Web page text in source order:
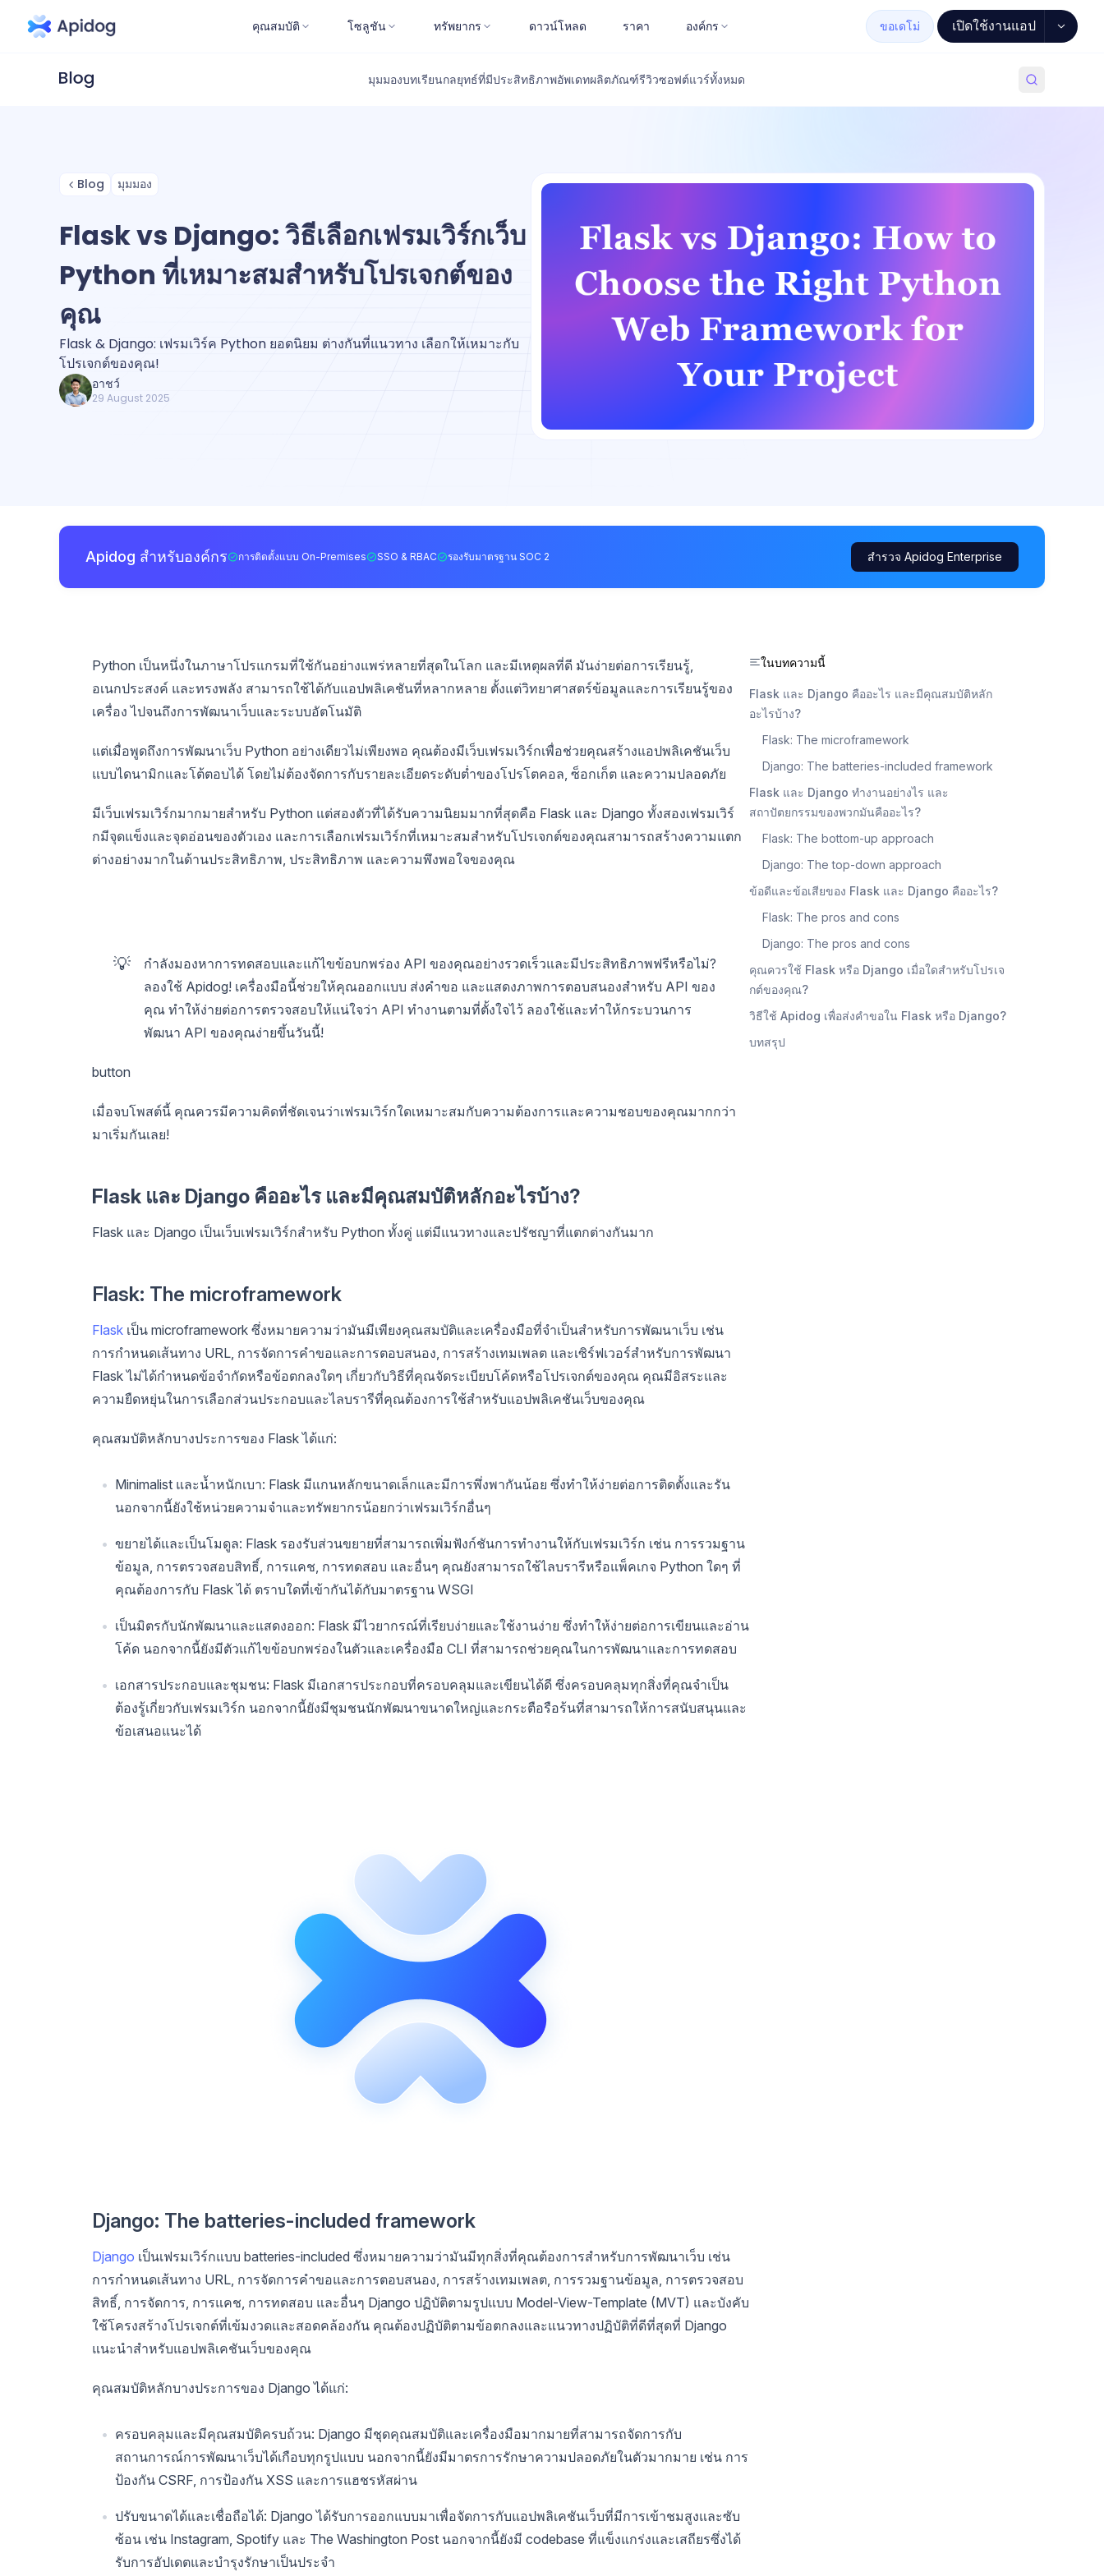
คุณสมบัติ โซลูชัน ทรัพยากร ดาวน์โหลด ราคา องค์กร ขอเดโม่ เปิดใช้งานแอป
มุมมองบทเรียนกลยุทธ์ที่มีประสิทธิภาพอัพเดทผลิตภัณฑ์รีวิวซอฟต์แวร์ทั้งหมด
Blog มุมมอง
Flask vs Django: วิธีเลือกเฟรมเวิร์กเว็บ
Python ที่เหมาะสมสำหรับโปรเจกต์ของ
คุณ
Flask & Django: เฟรมเวิร์ค Python ยอดนิยม ต่างกันที่แนวทาง เลือกให้เหมาะกับ
โปรเจกต์ของคุณ!
อาชว์
29 August 2025
Apidog สำหรับองค์กร การติดตั้งแบบ On-Premises SSO & RBAC รองรับมาตรฐาน SOC 2 สำรวจ Apidog Enterprise
Python เป็นหนึ่งในภาษาโปรแกรมที่ใช้กันอย่างแพร่หลายที่สุดในโลก และมีเหตุผลที่ดี มันง่ายต่อการเรียนรู้,
อเนกประสงค์ และทรงพลัง สามารถใช้ได้กับแอปพลิเคชันที่หลากหลาย ตั้งแต่วิทยาศาสตร์ข้อมูลและการเรียนรู้ของ
เครื่อง ไปจนถึงการพัฒนาเว็บและระบบอัตโนมัติ
แต่เมื่อพูดถึงการพัฒนาเว็บ Python อย่างเดียวไม่เพียงพอ คุณต้องมีเว็บเฟรมเวิร์กเพื่อช่วยคุณสร้างแอปพลิเคชันเว็บ
แบบไดนามิกและโต้ตอบได้ โดยไม่ต้องจัดการกับรายละเอียดระดับต่ำของโปรโตคอล, ซ็อกเก็ต และความปลอดภัย
มีเว็บเฟรมเวิร์กมากมายสำหรับ Python แต่สองตัวที่ได้รับความนิยมมากที่สุดคือ Flask และ Django ทั้งสองเฟรมเวิร์
กมีจุดแข็งและจุดอ่อนของตัวเอง และการเลือกเฟรมเวิร์กที่เหมาะสมสำหรับโปรเจกต์ของคุณสามารถสร้างความแตก
ต่างอย่างมากในด้านประสิทธิภาพ, ประสิทธิภาพ และความพึงพอใจของคุณ
💡
กำลังมองหาการทดสอบและแก้ไขข้อบกพร่อง API ของคุณอย่างรวดเร็วและมีประสิทธิภาพฟรีหรือไม่?
ลองใช้ Apidog! เครื่องมือนี้ช่วยให้คุณออกแบบ ส่งคำขอ และแสดงภาพการตอบสนองสำหรับ API ของ
คุณ ทำให้ง่ายต่อการตรวจสอบให้แน่ใจว่า API ทำงานตามที่ตั้งใจไว้ ลองใช้และทำให้กระบวนการ
พัฒนา API ของคุณง่ายขึ้นวันนี้!
button
เมื่อจบโพสต์นี้ คุณควรมีความคิดที่ชัดเจนว่าเฟรมเวิร์กใดเหมาะสมกับความต้องการและความชอบของคุณมากกว่า
มาเริ่มกันเลย!
Flask และ Django คืออะไร และมีคุณสมบัติหลักอะไรบ้าง?
Flask และ Django เป็นเว็บเฟรมเวิร์กสำหรับ Python ทั้งคู่ แต่มีแนวทางและปรัชญาที่แตกต่างกันมาก
Flask: The microframework
Flask เป็น microframework ซึ่งหมายความว่ามันมีเพียงคุณสมบัติและเครื่องมือที่จำเป็นสำหรับการพัฒนาเว็บ เช่น
การกำหนดเส้นทาง URL, การจัดการคำขอและการตอบสนอง, การสร้างเทมเพลต และเซิร์ฟเวอร์สำหรับการพัฒนา
Flask ไม่ได้กำหนดข้อจำกัดหรือข้อตกลงใดๆ เกี่ยวกับวิธีที่คุณจัดระเบียบโค้ดหรือโปรเจกต์ของคุณ คุณมีอิสระและ
ความยืดหยุ่นในการเลือกส่วนประกอบและไลบรารีที่คุณต้องการใช้สำหรับแอปพลิเคชันเว็บของคุณ
คุณสมบัติหลักบางประการของ Flask ได้แก่:
Minimalist และน้ำหนักเบา: Flask มีแกนหลักขนาดเล็กและมีการพึ่งพากันน้อย ซึ่งทำให้ง่ายต่อการติดตั้งและรัน
นอกจากนี้ยังใช้หน่วยความจำและทรัพยากรน้อยกว่าเฟรมเวิร์กอื่นๆ
ขยายได้และเป็นโมดูล: Flask รองรับส่วนขยายที่สามารถเพิ่มฟังก์ชันการทำงานให้กับเฟรมเวิร์ก เช่น การรวมฐาน
ข้อมูล, การตรวจสอบสิทธิ์, การแคช, การทดสอบ และอื่นๆ คุณยังสามารถใช้ไลบรารีหรือแพ็คเกจ Python ใดๆ ที่
คุณต้องการกับ Flask ได้ ตราบใดที่เข้ากันได้กับมาตรฐาน WSGI
เป็นมิตรกับนักพัฒนาและแสดงออก: Flask มีไวยากรณ์ที่เรียบง่ายและใช้งานง่าย ซึ่งทำให้ง่ายต่อการเขียนและอ่าน
โค้ด นอกจากนี้ยังมีตัวแก้ไขข้อบกพร่องในตัวและเครื่องมือ CLI ที่สามารถช่วยคุณในการพัฒนาและการทดสอบ
เอกสารประกอบและชุมชน: Flask มีเอกสารประกอบที่ครอบคลุมและเขียนได้ดี ซึ่งครอบคลุมทุกสิ่งที่คุณจำเป็น
ต้องรู้เกี่ยวกับเฟรมเวิร์ก นอกจากนี้ยังมีชุมชนนักพัฒนาขนาดใหญ่และกระตือรือร้นที่สามารถให้การสนับสนุนและ
ข้อเสนอแนะได้
Django: The batteries-included framework
Django เป็นเฟรมเวิร์กแบบ batteries-included ซึ่งหมายความว่ามันมีทุกสิ่งที่คุณต้องการสำหรับการพัฒนาเว็บ เช่น
การกำหนดเส้นทาง URL, การจัดการคำขอและการตอบสนอง, การสร้างเทมเพลต, การรวมฐานข้อมูล, การตรวจสอบ
สิทธิ์, การจัดการ, การแคช, การทดสอบ และอื่นๆ Django ปฏิบัติตามรูปแบบ Model-View-Template (MVT) และบังคับ
ใช้โครงสร้างโปรเจกต์ที่เข้มงวดและสอดคล้องกัน คุณต้องปฏิบัติตามข้อตกลงและแนวทางปฏิบัติที่ดีที่สุดที่ Django
แนะนำสำหรับแอปพลิเคชันเว็บของคุณ
คุณสมบัติหลักบางประการของ Django ได้แก่:
ครอบคลุมและมีคุณสมบัติครบถ้วน: Django มีชุดคุณสมบัติและเครื่องมือมากมายที่สามารถจัดการกับ
สถานการณ์การพัฒนาเว็บได้เกือบทุกรูปแบบ นอกจากนี้ยังมีมาตรการรักษาความปลอดภัยในตัวมากมาย เช่น การ
ป้องกัน CSRF, การป้องกัน XSS และการแฮชรหัสผ่าน
ปรับขนาดได้และเชื่อถือได้: Django ได้รับการออกแบบมาเพื่อจัดการกับแอปพลิเคชันเว็บที่มีการเข้าชมสูงและซับ
ซ้อน เช่น Instagram, Spotify และ The Washington Post นอกจากนี้ยังมี codebase ที่แข็งแกร่งและเสถียรซึ่งได้
รับการอัปเดตและบำรุงรักษาเป็นประจำ
ในบทความนี้
Flask และ Django คืออะไร และมีคุณสมบัติหลัก
อะไรบ้าง?
Flask: The microframework
Django: The batteries-included framework
Flask และ Django ทำงานอย่างไร และ
สถาปัตยกรรมของพวกมันคืออะไร?
Flask: The bottom-up approach
Django: The top-down approach
ข้อดีและข้อเสียของ Flask และ Django คืออะไร?
Flask: The pros and cons
Django: The pros and cons
คุณควรใช้ Flask หรือ Django เมื่อใดสำหรับโปรเจ
กต์ของคุณ?
วิธีใช้ Apidog เพื่อส่งคำขอใน Flask หรือ Django?
บทสรุป